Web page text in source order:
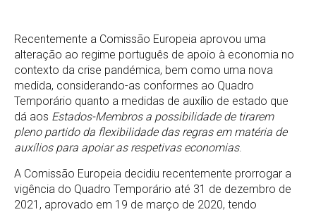
Recentemente a Comissão Europeia aprovou uma
alteração ao regime português de apoio à economia no
contexto da crise pandémica, bem como uma nova
medida, considerando-as conformes ao Quadro
Temporário quanto a medidas de auxílio de estado que
dá aos Estados-Membros a possibilidade de tirarem
pleno partido da flexibilidade das regras em matéria de
auxílios para apoiar as respetivas economias.
A Comissão Europeia decidiu recentemente prorrogar a
vigência do Quadro Temporário até 31 de dezembro de
2021, aprovado em 19 de março de 2020, tendo